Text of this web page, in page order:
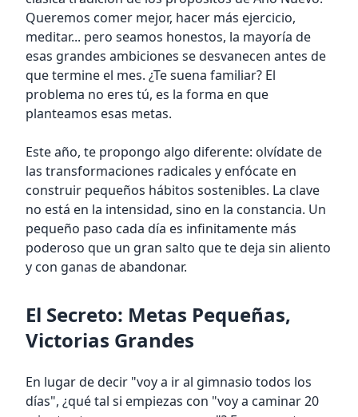
Queremos comer mejor, hacer más ejercicio,
meditar... pero seamos honestos, la mayoría de
esas grandes ambiciones se desvanecen antes de
que termine el mes. ¿Te suena familiar? El
problema no eres tú, es la forma en que
planteamos esas metas.
Este año, te propongo algo diferente: olvídate de
las transformaciones radicales y enfócate en
construir pequeños hábitos sostenibles. La clave
no está en la intensidad, sino en la constancia. Un
pequeño paso cada día es infinitamente más
poderoso que un gran salto que te deja sin aliento
y con ganas de abandonar.
El Secreto: Metas Pequeñas,
Victorias Grandes
En lugar de decir "voy a ir al gimnasio todos los
días", ¿qué tal si empiezas con "voy a caminar 20